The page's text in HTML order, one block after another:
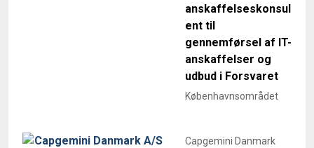
anskaffelseskonsul
ent til
gennemførsel af IT-
anskaffelser og
udbud i Forsvaret
Københavnsområdet
Capgemini Danmark